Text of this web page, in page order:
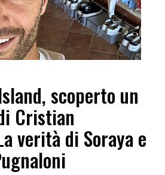
scoperto un
Cristian
verità di Soraya e